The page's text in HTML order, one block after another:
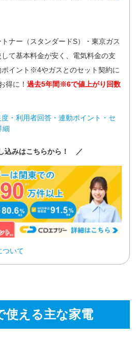
ナー（スタンダードS）・東京ガス
して基本料金が安く、電気料金の支
イント※4やガスとのセット契約に
得に！ 過去5年間※6で値上がり回数
・利用者回答・連動ポイント・セ
細
込みはこちらから！ ／
いて
使える主な家電